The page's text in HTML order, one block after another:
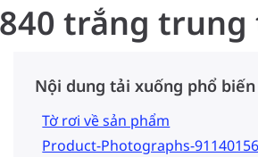
840 trắng
Nội dung tải xuống phổ biến
Tờ rơi về sản phẩm
Product-Photographs-